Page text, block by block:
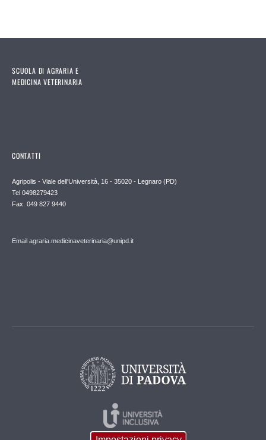
SCUOLA DI AGRARIA E
MEDICINA VETERINARIA
CONTATTI
Agripolis - Viale dell'Università, 16 - 35020 - Legnaro (PD)
Tel 0498279423
Fax. 049 827 9440
Email agraria.medicinaveterinaria@unipd.it